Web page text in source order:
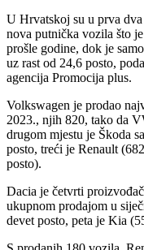
U Hrvatskoj su u prva
nova putnička vozila što
prošle godine, dok je
uz rast od 24,6 posto,
agencija Promocija plus.
Volkswagen je prodao
2023., njih 820, tako da
drugom mjestu je Škoda
posto, treći je Renault
posto).
Dacia je četvrti
ukupnom prodajom u
devet posto, peta je Kia